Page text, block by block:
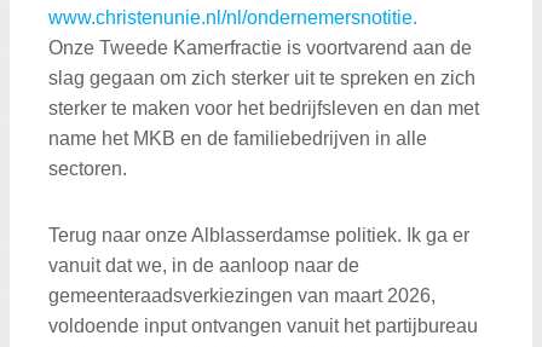
www.christenunie.nl/nl/ondernemersnotitie.
Onze Tweede Kamerfractie is voortvarend aan de
slag gegaan om zich sterker uit te spreken en zich
sterker te maken voor het bedrijfsleven en dan met
name het MKB en de familiebedrijven in alle
sectoren.
Terug naar onze Alblasserdamse politiek. Ik ga er
vanuit dat we, in de aanloop naar de
gemeenteraadsverkiezingen van maart 2026,
voldoende input ontvangen vanuit het partijbureau